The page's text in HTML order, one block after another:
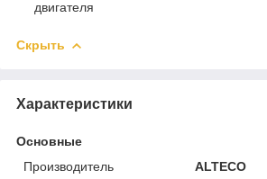
двигателя
Скрыть
Характеристики
Основные
Производитель
ALTECO